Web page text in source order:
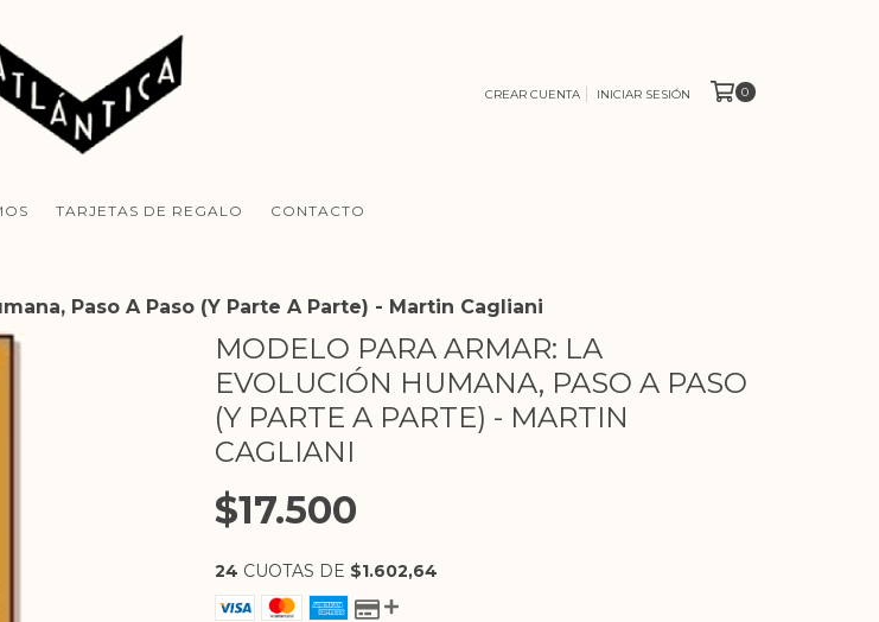
CREAR CUENTA INICIAR SESIÓN 0
TARJETAS DE REGALO CONTACTO
Paso A Paso (Y Parte A Parte) - Martin Cagliani
MODELO PARA ARMAR: LA
EVOLUCIÓN HUMANA, PASO A PASO
(Y PARTE A PARTE) - MARTIN
CAGLIANI
$17.500
24 CUOTAS DE $1.602,64